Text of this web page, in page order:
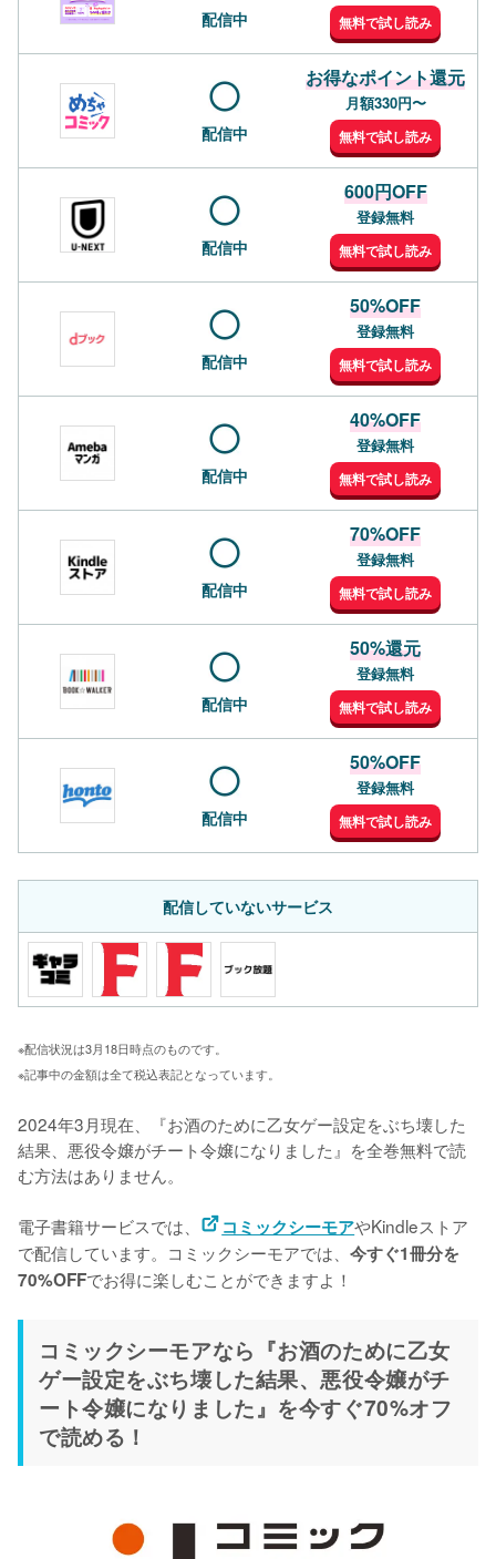
配信中 無料で試し読み
配信中
お得なポイント還元
月額330円〜
無料で試し読み
配信中
600円OFF
登録無料
無料で試し読み
配信中
50%OFF
登録無料
無料で試し読み
配信中
40%OFF
登録無料
無料で試し読み
配信中
70%OFF
登録無料
無料で試し読み
配信中
50%還元
登録無料
無料で試し読み
配信中
50%OFF
登録無料
無料で試し読み
配信していないサービス
※配信状況は3月18日時点のものです。
※記事中の金額は全て税込表記となっています。
2024年3月現在、『お酒のために乙女ゲー設定をぶち壊した
結果、悪役令嬢がチート令嬢になりました』を全巻無料で読
む方法はありません。
電子書籍サービスでは、 コミックシーモアやKindleストア
で配信しています。コミックシーモアでは、 今すぐ1冊分を
70%OFFでお得に楽しむことができますよ！
コミックシーモアなら『お酒のために乙女
ゲー設定をぶち壊した結果、悪役令嬢がチ
ート令嬢になりました』を今すぐ70%オフ
で読める！